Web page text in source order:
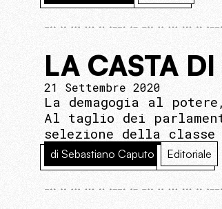
LA CASTA
21 Settembre 2020
La demagogia al
Al taglio dei
selezione della
di Sebastiano Caputo Editoriale